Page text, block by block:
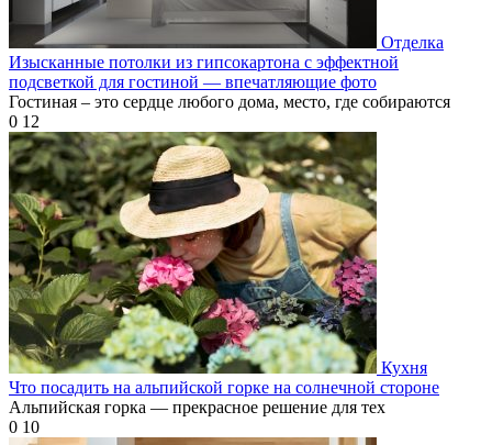
Отделка
Изысканные потолки из гипсокартона с эффектной
подсветкой для гостиной — впечатляющие фото
Гостиная – это сердце любого дома, место, где собираются
0 12
Кухня
Что посадить на альпийской горке на солнечной стороне
Альпийская горка — прекрасное решение для тех
0 10